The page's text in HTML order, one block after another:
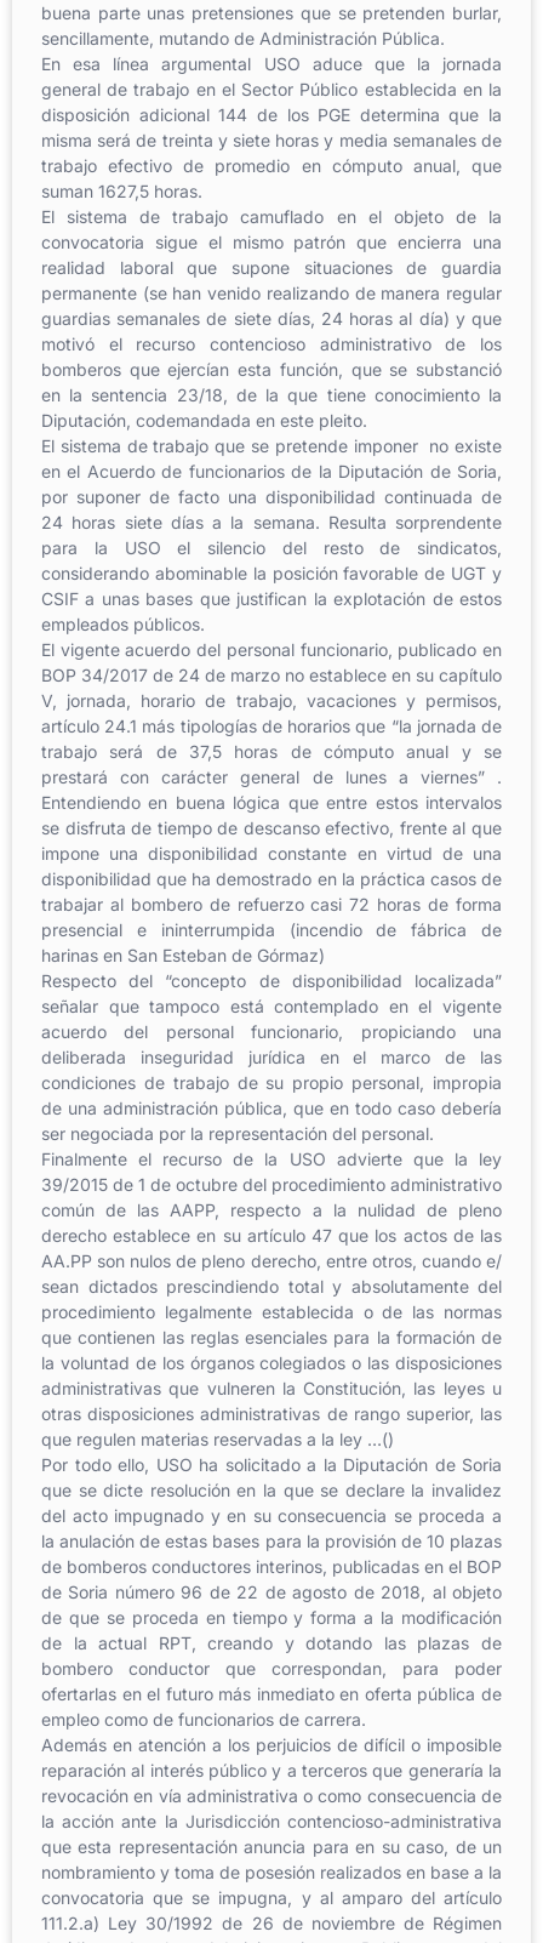
buena parte unas pretensiones que se pretenden burlar,
sencillamente, mutando de Administración Pública.
En esa línea argumental USO aduce que la jornada
general de trabajo en el Sector Público establecida en la
disposición adicional 144 de los PGE determina que la
misma será de treinta y siete horas y media semanales de
trabajo efectivo de promedio en cómputo anual, que
suman 1627,5 horas.
El sistema de trabajo camuflado en el objeto de la
convocatoria sigue el mismo patrón que encierra una
realidad laboral que supone situaciones de guardia
permanente (se han venido realizando de manera regular
guardias semanales de siete días, 24 horas al día) y que
motivó el recurso contencioso administrativo de los
bomberos que ejercían esta función, que se substanció
en la sentencia 23/18, de la que tiene conocimiento la
Diputación, codemandada en este pleito.
El sistema de trabajo que se pretende imponer no existe
en el Acuerdo de funcionarios de la Diputación de Soria,
por suponer de facto una disponibilidad continuada de
24 horas siete días a la semana. Resulta sorprendente
para la USO el silencio del resto de sindicatos,
considerando abominable la posición favorable de UGT y
CSIF a unas bases que justifican la explotación de estos
empleados públicos.
El vigente acuerdo del personal funcionario, publicado en
BOP 34/2017 de 24 de marzo no establece en su capítulo
V, jornada, horario de trabajo, vacaciones y permisos,
artículo 24.1 más tipologías de horarios que “la jornada de
trabajo será de 37,5 horas de cómputo anual y se
prestará con carácter general de lunes a viernes” .
Entendiendo en buena lógica que entre estos intervalos
se disfruta de tiempo de descanso efectivo, frente al que
impone una disponibilidad constante en virtud de una
disponibilidad que ha demostrado en la práctica casos de
trabajar al bombero de refuerzo casi 72 horas de forma
presencial e ininterrumpida (incendio de fábrica de
harinas en San Esteban de Górmaz)
Respecto del “concepto de disponibilidad localizada”
señalar que tampoco está contemplado en el vigente
acuerdo del personal funcionario, propiciando una
deliberada inseguridad jurídica en el marco de las
condiciones de trabajo de su propio personal, impropia
de una administración pública, que en todo caso debería
ser negociada por la representación del personal.
Finalmente el recurso de la USO advierte que la ley
39/2015 de 1 de octubre del procedimiento administrativo
común de las AAPP, respecto a la nulidad de pleno
derecho establece en su artículo 47 que los actos de las
AA.PP son nulos de pleno derecho, entre otros, cuando e/
sean dictados prescindiendo total y absolutamente del
procedimiento legalmente establecida o de las normas
que contienen las reglas esenciales para la formación de
la voluntad de los órganos colegiados o las disposiciones
administrativas que vulneren la Constitución, las leyes u
otras disposiciones administrativas de rango superior, las
que regulen materias reservadas a la ley …()
Por todo ello, USO ha solicitado a la Diputación de Soria
que se dicte resolución en la que se declare la invalidez
del acto impugnado y en su consecuencia se proceda a
la anulación de estas bases para la provisión de 10 plazas
de bomberos conductores interinos, publicadas en el BOP
de Soria número 96 de 22 de agosto de 2018, al objeto
de que se proceda en tiempo y forma a la modificación
de la actual RPT, creando y dotando las plazas de
bombero conductor que correspondan, para poder
ofertarlas en el futuro más inmediato en oferta pública de
empleo como de funcionarios de carrera.
Además en atención a los perjuicios de difícil o imposible
reparación al interés público y a terceros que generaría la
revocación en vía administrativa o como consecuencia de
la acción ante la Jurisdicción contencioso-administrativa
que esta representación anuncia para en su caso, de un
nombramiento y toma de posesión realizados en base a la
convocatoria que se impugna, y al amparo del artículo
111.2.a) Ley 30/1992 de 26 de noviembre de Régimen